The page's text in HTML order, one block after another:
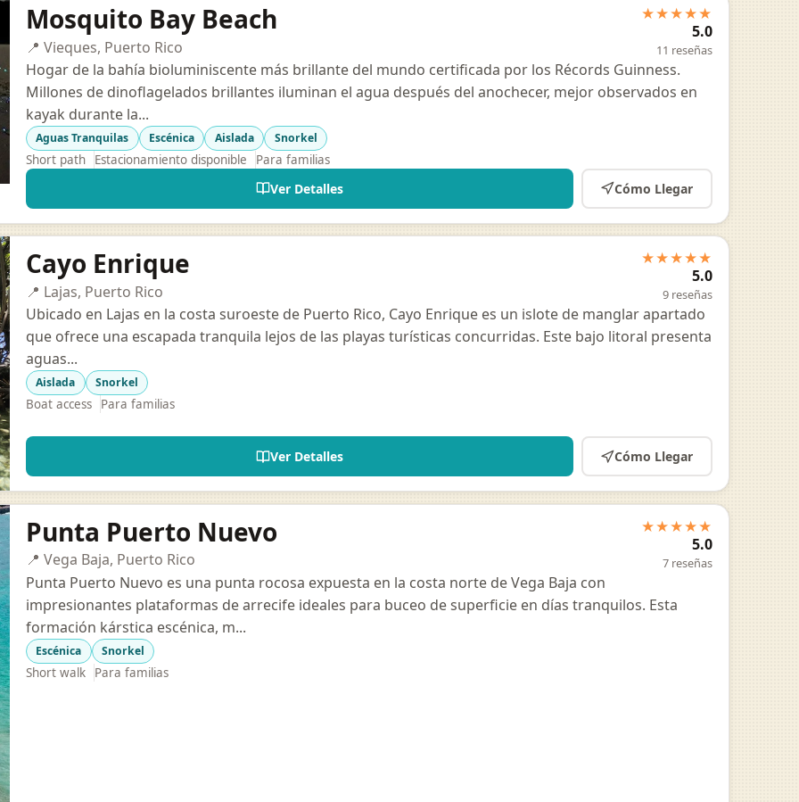
Mosquito Bay Beach
📍 Vieques, Puerto Rico
★★★★★
5.0
11 reseñas
Hogar de la bahía bioluminiscente más brillante del mundo certificada por los Récords Guinness.
Millones de dinoflagelados brillantes iluminan el agua después del anochecer, mejor observados en
kayak durante la...
Aguas Tranquilas Escénica Aislada Snorkel
Short path Estacionamiento disponible Para familias
Ver Detalles Cómo Llegar
Cayo Enrique
📍 Lajas, Puerto Rico
★★★★★
5.0
9 reseñas
Ubicado en Lajas en la costa suroeste de Puerto Rico, Cayo Enrique es un islote de manglar apartado
que ofrece una escapada tranquila lejos de las playas turísticas concurridas. Este bajo litoral presenta
aguas...
Aislada Snorkel
Boat access Para familias
Ver Detalles Cómo Llegar
Punta Puerto Nuevo
📍 Vega Baja, Puerto Rico
★★★★★
5.0
7 reseñas
Punta Puerto Nuevo es una punta rocosa expuesta en la costa norte de Vega Baja con
impresionantes plataformas de arrecife ideales para buceo de superficie en días tranquilos. Esta
formación kárstica escénica, m...
Escénica Snorkel
Short walk Para familias